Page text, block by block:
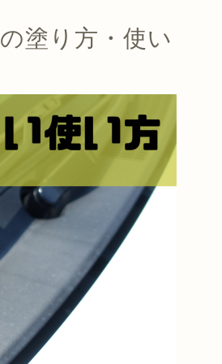
塗り方・使い